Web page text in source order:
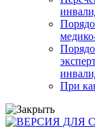
При